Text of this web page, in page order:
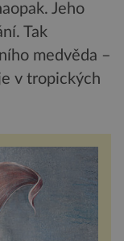
Jeho
Tak
medvěda –
v tropických